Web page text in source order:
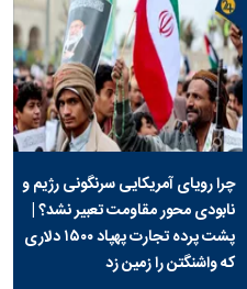
چرا رویای آمریکایی سرنگونی رژیم و
نابودی محور مقاومت تعبیر نشد؟ |
پشت پرده تجارت پهپاد‌ ۱۵۰۰ دلاری
که واشنگتن را زمین زد